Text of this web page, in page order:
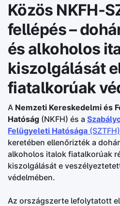
Közös NKFH-
fellépés –
és alkoholos
kiszolgálását
fiatalkorúak
A Nemzeti Kereskedelmi és
Hatóság (NKFH) és a
Felügyeleti Hatósága (SZTFH)
keretében ellenőrizték a
alkoholos italok fiatalkorúak
kiszolgálását e
védelmében.
Az országszerte lefolytatott